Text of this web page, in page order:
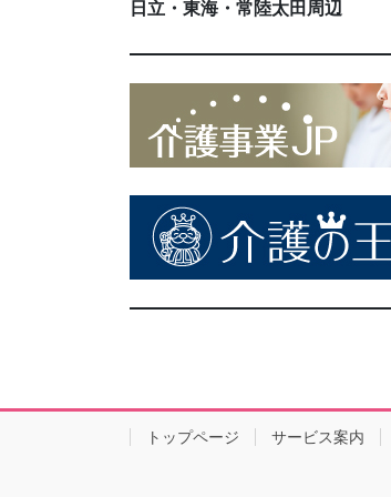
日立・東海・常陸太田周辺
トップページ サービス案内